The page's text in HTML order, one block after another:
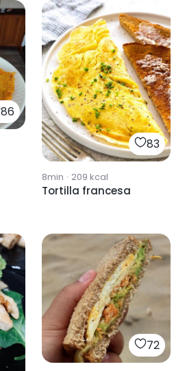
86
83
8min · 209 kcal
Tortilla francesa
72